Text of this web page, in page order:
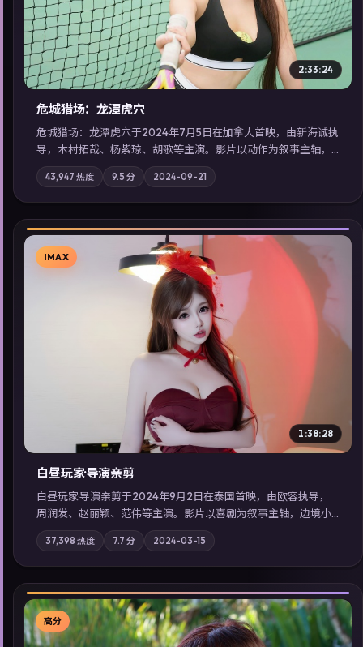
2:33:24
危城猎场：龙潭虎穴
危城猎场：龙潭虎穴于2024年7月5日在加拿大首映，由新海诚执
导，木村拓哉、杨紫琼、胡歌等主演。影片以动作为叙事主轴，
亲情与职责必须在倒计时结束前做出抉择；摄影与配乐强化地域
气质；站内亦可通过「国产免费观看高清电视剧在线看」延展检
索同类型高分佳作，畅享高清在线追剧体验。
43,947 热度 9.5 分 2024-09-21
▶
IMAX
1:38:28
白昼玩家·导演亲剪
白昼玩家·导演亲剪于2024年9月2日在泰国首映，由欧容执导，
周润发、赵丽颖、范伟等主演。影片以喜剧为叙事主轴，边境小
镇的平静被一封匿名信彻底打破；摄影与配乐强化地域气质；站
内亦可通过「国产免费观看高清电视剧在线看」延展检索同类型
高分佳作，畅享高清在线追剧体验。
37,398 热度 7.7 分 2024-03-15
高分